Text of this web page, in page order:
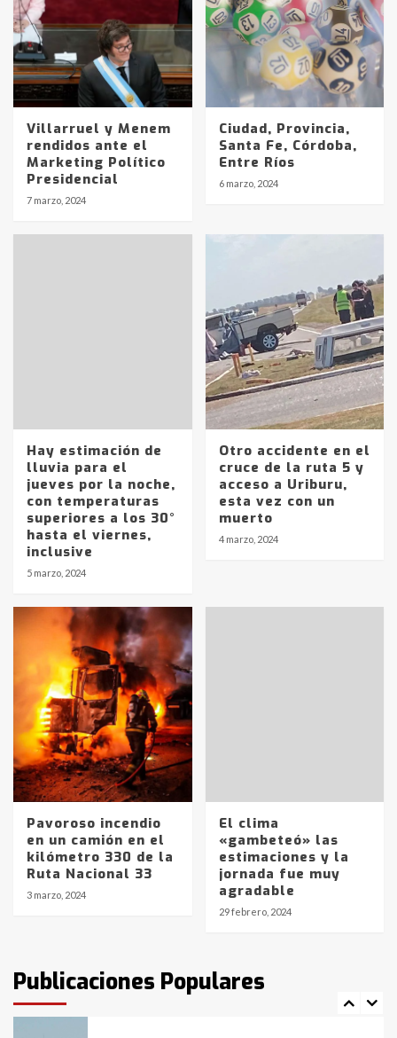
Villarruel y Menem
rendidos ante el
Marketing Político
Presidencial
7 marzo, 2024
Ciudad, Provincia,
Santa Fe, Córdoba,
Entre Ríos
6 marzo, 2024
Hay estimación de
lluvia para el
jueves por la noche,
con temperaturas
superiores a los 30°
hasta el viernes,
inclusive
5 marzo, 2024
Otro accidente en el
cruce de la ruta 5 y
acceso a Uriburu,
esta vez con un
muerto
4 marzo, 2024
Pavoroso incendio
en un camión en el
kilómetro 330 de la
Ruta Nacional 33
3 marzo, 2024
El clima
«gambeteó» las
estimaciones y la
jornada fue muy
agradable
29 febrero, 2024
Publicaciones Populares
Identidad de los adolescentes
Accidente en Ruta 5: falleció un
joven de Trenque Lauquen
5
Los precios de los combustibles en
La Pampa, desde YPF hasta Axion
entre 857 a 1338 pesos
6
La Bolsa de Cereales de Bahía
Blanca anticipa que Agosto vendrá
con lluvias y heladas, en gran parte
fueron detenidos por
comercialización de drogas en la
tarde del sábado